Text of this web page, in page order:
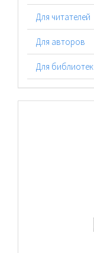
Для читателей
Для авторов
Для библиотек